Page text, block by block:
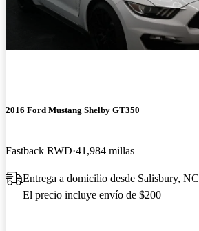
2016 Ford Mustang Shelby GT350
Fastback RWD 41,984 millas
Entrega a domicilio desde Salisbury, NC
El precio incluye envío de $200